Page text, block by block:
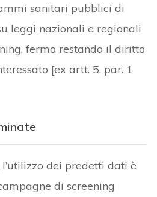
sanitari pubblici di
leggi nazionali e regionali
fermo restando il diritto
[ex artt. 5, par. 1
dei predetti dati è
di screening